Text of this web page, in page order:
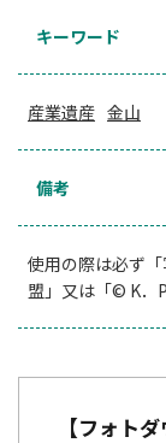
キーワード
産業遺産 金山
備考
使用の際は必ず
盟」又は「© K．
【フォト